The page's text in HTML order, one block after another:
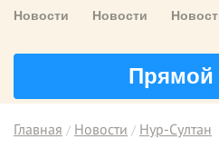
Новости Новости
Главная Новости Нур-Султан